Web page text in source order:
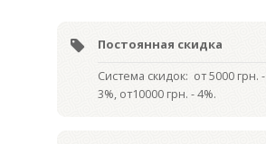
Постоянная скидка
Система скидок: от 5000 грн. -
3%, от10000 грн. - 4%.